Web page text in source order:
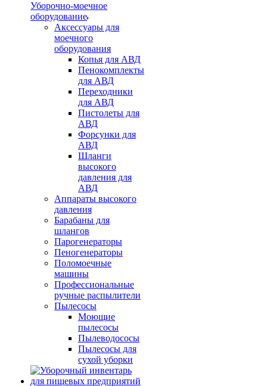
Уборочно-моечное
оборудование
Аксессуары для
моечного
оборудования
Копья для АВД
Пенокомплекты
для АВД
Переходники
для АВД
Пистолеты для
АВД
Форсунки для
АВД
Шланги
высокого
давления для
АВД
Аппараты высокого
давления
Барабаны для
шлангов
Парогенераторы
Пеногенераторы
Поломоечные
машины
Профессиональные
ручные распылители
Пылесосы
Моющие
пылесосы
Пылеводососы
Пылесосы для
сухой уборки